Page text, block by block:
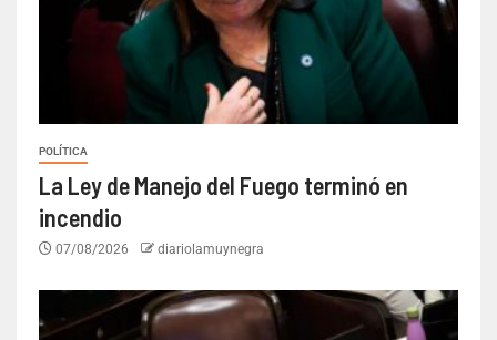
POLÍTICA
La Ley de Manejo del Fuego terminó en
incendio
07/08/2026 diariolamuynegra